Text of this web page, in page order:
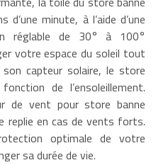
minute, à l’aide d’une
réglable de 30° à 100°
votre espace du soleil tout
capteur solaire, le store
de l’ensoleillement.
de vent pour store banne
replie en cas de vents forts.
optimale de votre
sa durée de vie.